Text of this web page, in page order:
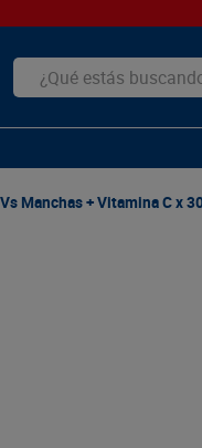
¿Qué estás buscando
Manchas + Vitamina C x